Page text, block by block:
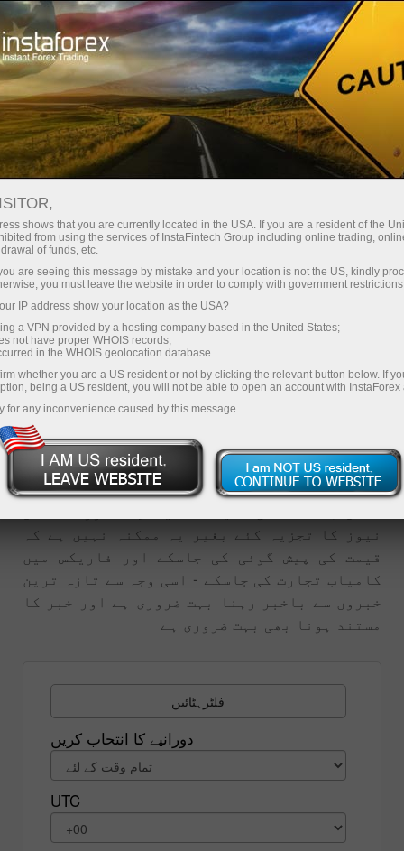
تاجروں کے لیے لائیو فاریکس نیوز
ای میل سبسکرپشن
ٹیلیگرام میں تجزیات
فنانشل ایسٹ کی قیمتیں ، سٹاک ، کرنسیاں ، آئل
، دھاتوں یا دوسری قیمتوں کا انحصار مارکیٹ
میں بننے والی صورتحال پر ہوتا ہے - قیمت میں
ہونے والی کوئی بھی تبدیلی خبر کا رد عمل ہی
ہوتا ہے - مارکیٹ میں آنے والے خبروں کا تجزیہ
قیمتوں کی پیشن گوئی سب سے ذیادہ اہمیت کا
نیوز کا تجزیہ کئے بغیر یہ ممکنہ نہیں ہے کہ
قیمت کی پیش گوئی کی جاسکے اور فاریکس میں
کامیاب تجارت کی جاسکے - اسی وجہ سے تازہ ترین
خبروں سے باخبر رہنا بہت ضروری ہے اور خبر کا
مستند ہونا بھی بہت ضروری ہے
فلٹرہٹائیں
دورانیے کا انتحاب کریں
UTC
shows that you are currently located in the USA. If you are a resident of the
from using the services of InstaFintech Group including online trading,
of funds, etc.
are seeing this message by mistake and your location is not the US, kindly
you must leave the website in order to comply with government
IP address show your location as the USA?
a VPN provided by a hosting company based in the United States;
not have proper WHOIS records;
in the WHOIS geolocation database.
whether you are a US resident or not by clicking the relevant button below. If
being a US resident, you will not be able to open an account with InstaForex
for any inconvenience caused by this message.